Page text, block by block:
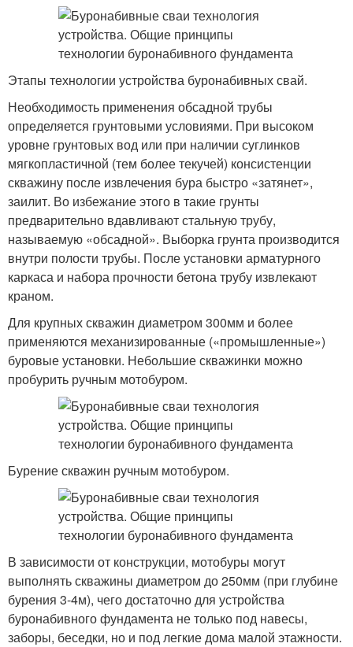
Этапы технологии устройства буронабивных свай.
Необходимость применения обсадной трубы
определяется грунтовыми условиями. При высоком
уровне грунтовых вод или при наличии суглинков
мягкопластичной (тем более текучей) консистенции
скважину после извлечения бура быстро «затянет»,
заилит. Во избежание этого в такие грунты
предварительно вдавливают стальную трубу,
называемую «обсадной». Выборка грунта производится
внутри полости трубы. После установки арматурного
каркаса и набора прочности бетона трубу извлекают
краном.
Для крупных скважин диаметром 300мм и более
применяются механизированные («промышленные»)
буровые установки. Небольшие скважинки можно
пробурить ручным мотобуром.
Бурение скважин ручным мотобуром.
В зависимости от конструкции, мотобуры могут
выполнять скважины диаметром до 250мм (при глубине
бурения 3-4м), чего достаточно для устройства
буронабивного фундамента не только под навесы,
заборы, беседки, но и под легкие дома малой этажности.